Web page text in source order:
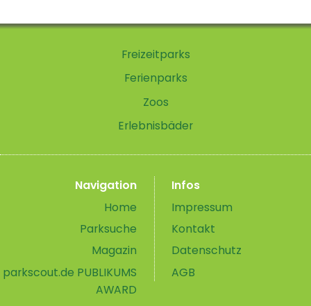
Freizeitparks
Ferienparks
Zoos
Erlebnisbäder
Navigation
Home
Parksuche
Magazin
parkscout.de PUBLIKUMS
AWARD
Infos
Impressum
Kontakt
Datenschutz
AGB